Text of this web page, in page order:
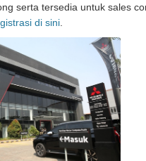
serta tersedia untuk sales
di sini